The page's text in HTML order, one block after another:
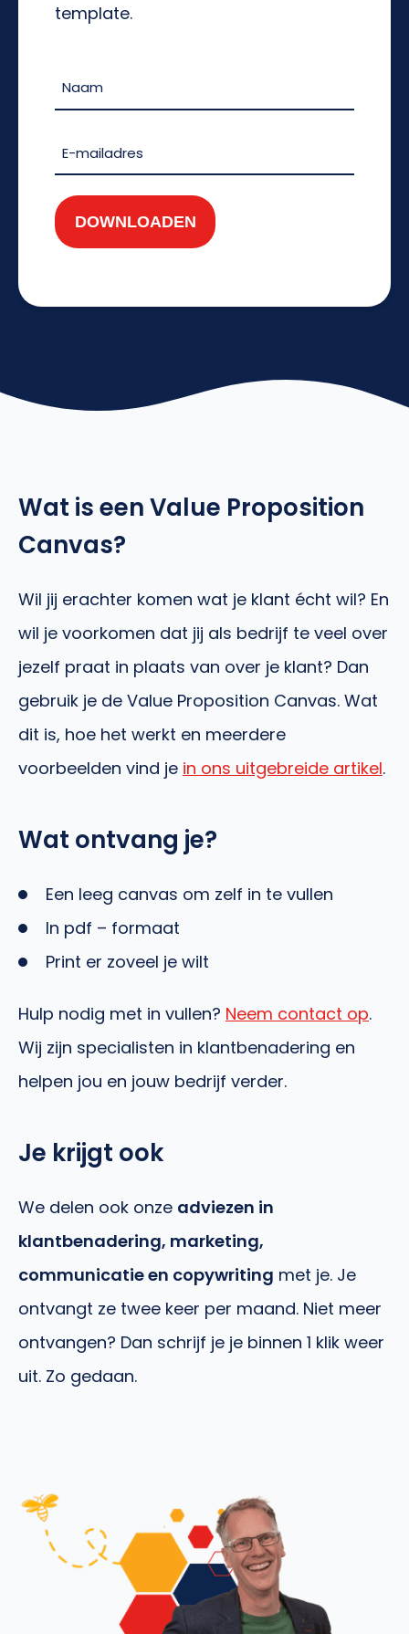
template.
Naam
(Vereist)
E-
mailadres
(Vereist)
DOWNLOADEN
Wat is een Value Proposition
Canvas?
Wil jij erachter komen wat je klant écht wil? En
wil je voorkomen dat jij als bedrijf te veel over
jezelf praat in plaats van over je klant? Dan
gebruik je de Value Proposition Canvas. Wat
dit is, hoe het werkt en meerdere
voorbeelden vind je in ons uitgebreide artikel.
Wat ontvang je?
Een leeg canvas om zelf in te vullen
In pdf – formaat
Print er zoveel je wilt
Hulp nodig met in vullen? Neem contact op.
Wij zijn specialisten in klantbenadering en
helpen jou en jouw bedrijf verder.
Je krijgt ook
We delen ook onze adviezen in
klantbenadering, marketing,
communicatie en copywriting met je. Je
ontvangt ze twee keer per maand. Niet meer
ontvangen? Dan schrijf je je binnen 1 klik weer
uit. Zo gedaan.